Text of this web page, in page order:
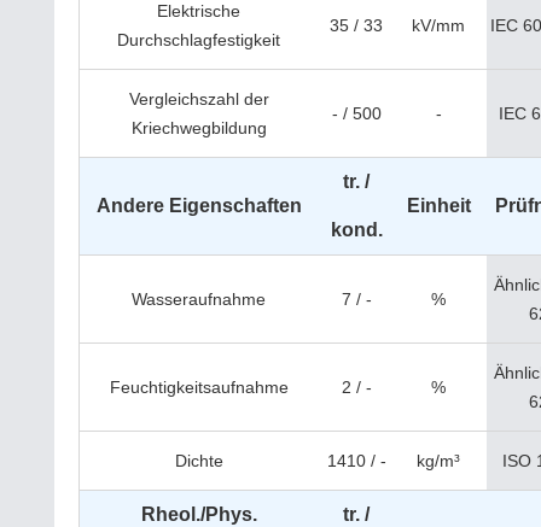
Elektrische
Durchschlagfestigkeit
35 / 33 kV/mm IEC
Vergleichszahl der
Kriechwegbildung
- / 500 - IEC
Andere Eigenschaften
tr. /
kond.
Einheit
Wasseraufnahme 7 / - %
Feuchtigkeitsaufnahme 2 / - %
Dichte 1410 / - kg/m³ ISO
Rheol./Phys. tr. /